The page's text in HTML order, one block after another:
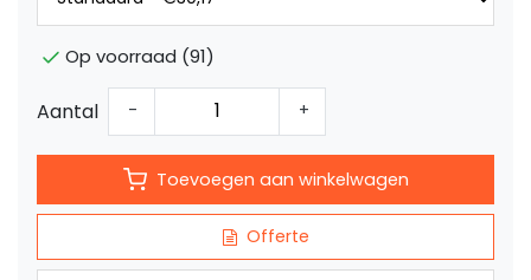
Op voorraad (91)
Aantal - +
Toevoegen aan winkelwagen
Offerte